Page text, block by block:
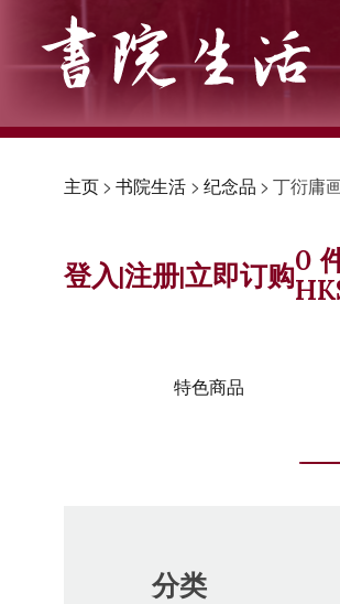
主页> 书院生活 > 纪念品 > 丁衍庸
登入|注册|立即订购0
特色商品
分类